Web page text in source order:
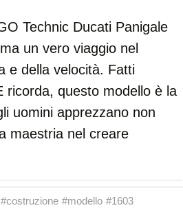
Technic Ducati Panigale
un vero viaggio nel
e della velocità. Fatti
ricorda, questo modello è la
uomini apprezzano non
maestria nel creare
#costruzione #modello #1603